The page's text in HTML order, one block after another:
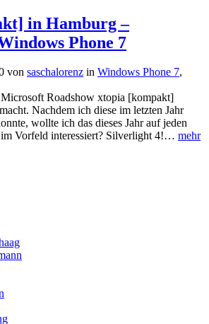
in Hamburg –
Phone 7
von saschalorenz in Windows Phone 7,
Roadshow xtopia [kompakt]
Nachdem ich diese im letzten Jahr
wollte ich das dieses Jahr auf jeden
Vorfeld interessiert? Silverlight 4!… mehr